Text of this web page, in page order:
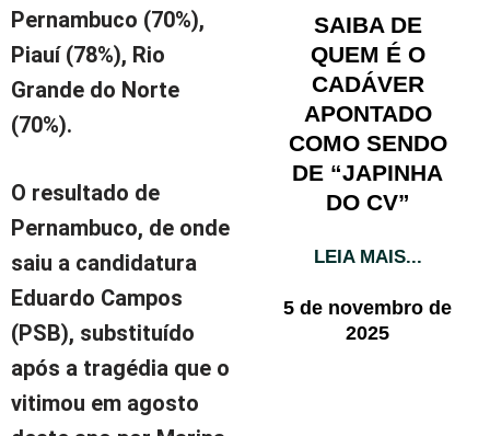
Pernambuco (70%),
Piauí (78%), Rio
Grande do Norte
(70%).
O resultado de
Pernambuco, de onde
saiu a candidatura
Eduardo Campos
(PSB), substituído
após a tragédia que o
vitimou em agosto
SAIBA DE
QUEM É O
CADÁVER
APONTADO
COMO SENDO
DE “JAPINHA
DO CV”
LEIA MAIS...
5 de novembro de
2025